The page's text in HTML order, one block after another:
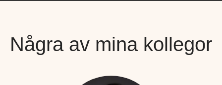
Några av mina kollegor